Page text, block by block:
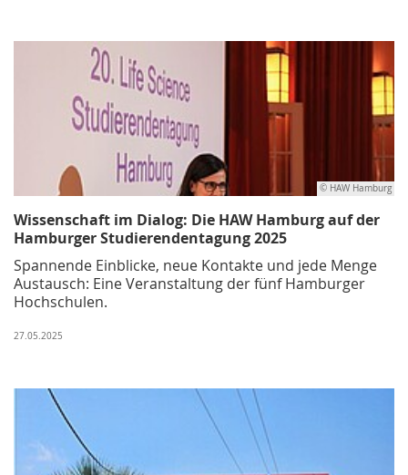
© HAW Hamburg
Wissenschaft im Dialog: Die HAW Hamburg auf der
Hamburger Studierendentagung 2025
Spannende Einblicke, neue Kontakte und jede Menge
Austausch: Eine Veranstaltung der fünf Hamburger
Hochschulen.
27.05.2025